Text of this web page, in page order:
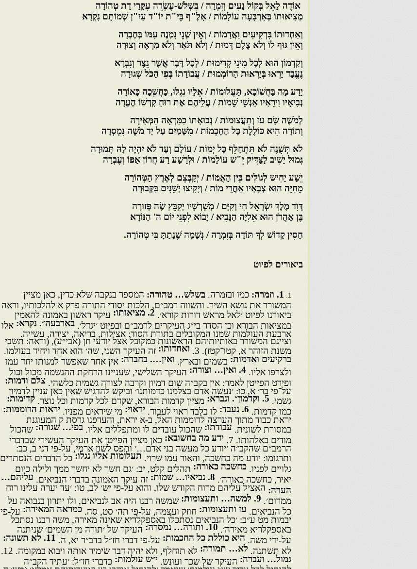
אוֹדֶה לָאֵל בְּקוֹל נָעִים וְזִמְרָה / בִּשְׁלֹשׁ-עֶשְׂרֵה עִקָּרַי דָת טְהוֹרָה
מְצִיאוּתוֹ בְּאַרְבָּעָה עוֹלָמוֹת / אָלֶ"ף בֵּי"ת יוֹ"ד עַיִ"ן שְׁמוֹתָם נִקְרָא
וְאַחְדוּתוֹ בִּרְקִיעִים וַאֲדָמוֹת / וְאֵין שְׁנֵי נִמְנֶה עִמּוֹ בְּחֶבְרָה
וְאֵין גּוּף לוֹ וְלֹא צֶלֶם דְּמוּת / וְלֹא תֹּאַר וְלֹא מַרְאֶה וְצוּרָה
וְקַדְמוֹן הוּא לְכָל מִינֵי קְדִימוּת / לְכָל דָּבָר אֲשֶׁר נֵצֶר וְנִבְרָא
נֶעֱבַד יָרְאוּ בְּיַרְאוּת הָרוֹמְמוּת / עֲבוֹדָתוֹ בְּפִי הַכֹּל שְׁגוּרָה
יָדַע מָה בַּחֲשׁוֹכָא, תַּעֲלוּמוֹת / אֵלָיו נִגְלוּ, כַּחֲשֵׁכָה כָּאוֹרָה
נְבִיאָיו וִירֵאָיו אַנְשֵׁי שֵׁמוֹת / עֲלֵיהֶם אֶת רוּחַ קָדְשׁוֹ הֶעֱרָה
לְמֹשֶׁה שָׂם עֹז וְתַעֲצוּמוֹת / נְבוּאָתוֹ כַמַּרְאָה הַמְּאִירָה
וְתוֹרָה הִיא כּוֹלֶלֶת כָּל הַחָכְמוֹת / מִשָּׁמַיִם עַל יַד מֹשֶׁה נִמְסְרָה
לֹא תְּשֻׁנֶּה לֹא תִּתְחַלֵּף כָּל יְמוֹת / עוֹלָם וְעַד לֹא יִהְיֶה לָהּ תְּמוּרָה
גְּמוּל יָשִׁיב לַצַּדִּיק יֵ"ש עוֹלָמוֹת / וּלְרָשָׁע רַע חֲרוֹן אַפּוֹ וְעֶבְרָה
יֵשַׁע יָחִישׁ לְגוֹלִים בֵּין הָאֻמּוֹת / יְקַבְּצֵם לְאֶרֶץ הַטְּהוֹרָה
מֵחַיֵּה הוּא צְבָאָיו אַחֲרֵי מוֹת / וְיָקִיצוּ יְשֵׁנִים בַּקְּבוּרָה
דָּוִד מֶלֶךְ יִשְׂרָאֵל חַי וְקַיָּם / מְשָׁרְשָׁיו יְקַבֵּץ שֶׂה פְּזוּרָה
בֶּן אַהֲרֹן הוּא אֵלִיָּה הַנָּבִיא / יָבוֹא לִפְנֵי יוֹם ה' הַנּוֹרָא
חָסִין קָדוֹשׁ לְךָ תּוֹדָה בְּזִמְרָה / נְשָׁמָה שֶׁנָּתַתָּ בִּי טְהוֹרָה.
ביאורים לפיוט
1. וזמרה: כמו ובזמרה. בשלש… טהורה: המספר בנקבה שלא כדין, כאן מציין
המשורר את נושא השיר. והשווה רמב״ם, הלכות יסודי התורה פרק א להלכותיו, וראה
ביאורנו לפיוט ׳לאל מראש דורות קורא׳. 2. מציאותו: עיקר ראשון באמונה להאמין
במציאות הבורא וכן הסדר בי״ג העיקרים לרמב״ם ובפיוט ׳יגדל׳. בארבעה״. נקרא: אלו
ארבעת העולמות שמנו המקובלים בתורת הסוד: אצילות, בריאה, יצירה, עשייה.
וציינם המשורר באותיותיהם הראשונות כמקובל אצל יודעי חן (אבי״ע), (וראה: תשבי
משנת הזוהר א, קטו־קטז). 3.
ואחדותו: זה העיקר השני, שה׳ הוא אחד ויחיד בעולמו.
ברקיעים ואדמות: בשמים ובארץ. ואין…. בחברה: אין אחר שאפשר למנותו יחד עמו
ולצרפו אליו. 4. ואין… וצורה: העיקר השלישי, שעניינו הרחקת ההגשמה מכול וכול
ופירט הפייטן לאמר: אין בקב״ה שום דמיון וקרבה לצורה גשמית כלשהי. צלם ודמות:
על־פי בר׳ א, כו: ׳נעשה אדם בצלמנו כדמותנו׳ וביקש להדגיש שאין כאן עניין לדמיון
גשמי. 5. וקדמון״. ונברא: מציין קדמות הבורא, שקדם לכל קדמות וכל נוצר. קדימות:
כמו קדמות. 6. נעבד: לו בלבד ראוי לעבוד. יראוי:מי שיראים מפניו. יראות הרוממות:
יראת כבוד מתוך הערצה לרוממות האל, ב-א יראת, והעדפנו גרסת ק המעוגנת
במסורת לשונית. עבודתו:שהכול עובדים לו ומתפללים אליו. בפי… שגורה:שהכול
מודים באלהותו. 7.
ידע מה בחשובא: כאן מציין הפייטן את העיקר העשירי שבדברי
הרמב״ם שהקב״ה ׳יודע כל מעשה בני אדם…׳ ותפס לשון ארמי, על-פי דני ב, כב:
ותרגומו: יודע מה בחשכה, והאור עמו שרוי. תעלומות אליו נגלו:כל הדברים הנסתרים
גלויים לפניו. כחשכה כאורה: תהלים קלט, יב: ׳גם חשך לא יחשך ממך ולילה כיום
יאיר, כחשכה כאורה׳. 8. נביאיו… שמות: זה עיקר האמונה בדברי הנביאים. עליהם…
הערה: האציל עליהם מרוח הקודש שלו, והוא על-פי יש׳ לב, טו: ׳עד יערה עלינו רוח
ממרום׳. 9. למשה… ותעצומות:שמשה רבנו היה אב לנביאים, ולו יתרון בנבואה על
כל הנביאים. עז ותעצומות: חוזק ועצמה, על-פי תה׳ סט, סה. כמראה המאירה: על-פי
יבמות מט ע״ב: ׳כל הנביאים נסתכלו באספקלריא שאינה מאירה, משה רבנו נסתכל
באספקלריא מאירה׳. 10. ותורה… נמסרה: העיקר של ׳תורה מן השמים׳ שניתנה
על-ידי משה. היא כוללת כל החכמות: על-פי דברי חז״ל בדב״ר יא, ה. 11. לא תשונה:
לא תשתנה. לא… תמורה: לא תוחלף, ולא יהיה דבר שימיר אותה ויבוא במקומה. 12.
גמול… ועברה: העיקר של שכר ועונש. י״ש עולמות: כדברי חז״ל: ׳עתיד הקב״ה